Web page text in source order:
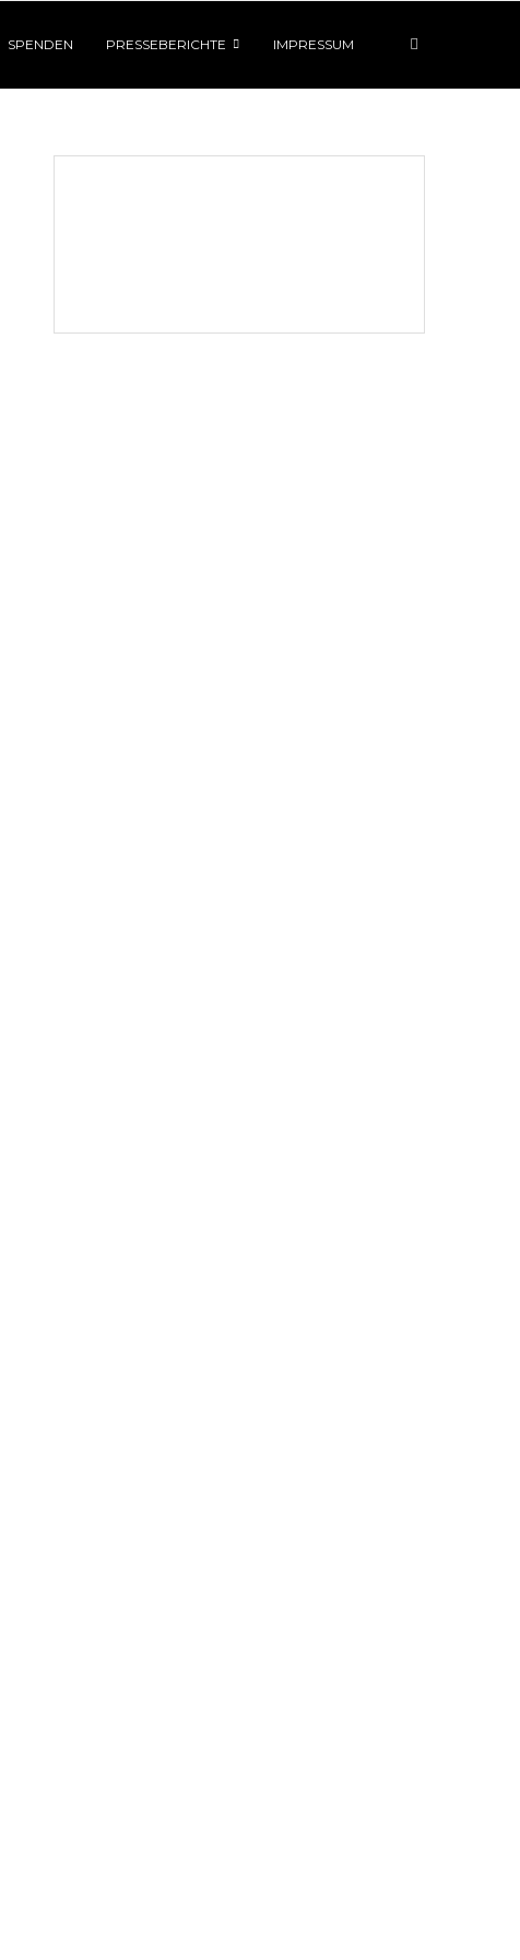
SPENDEN PRESSEBERICHTE IMPRESSUM